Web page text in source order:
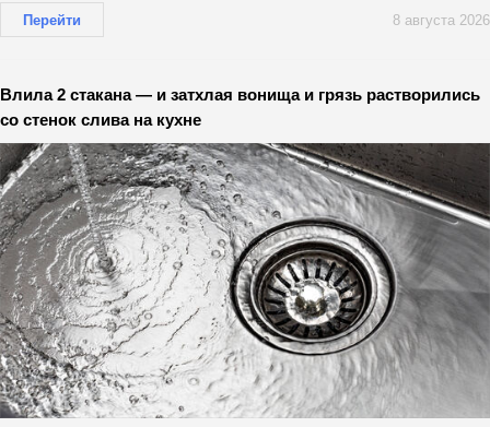
Перейти 8 августа 2026
Влила 2 стакана — и затхлая вонища и грязь растворились
со стенок слива на кухне